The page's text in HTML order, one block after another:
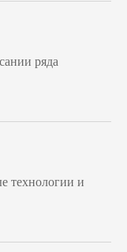
ряда
технологии и